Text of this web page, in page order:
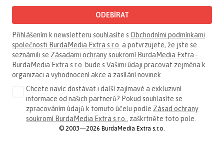
ODEBÍRAT
Přihlášením k newsletteru souhlasíte s Obchodními podmínkami
společnosti BurdaMedia Extra s.r.o. a potvrzujete, že jste se
seznámili se Zásadami ochrany soukromí BurdaMedia Extra -
BurdaMedia Extra s.r.o. bude s Vašimi údaji pracovat zejména k
organizaci a vyhodnocení akce a zasílání novinek.
Chcete navíc dostávat i další zajímavé a exkluzivní
informace od našich partnerů? Pokud souhlasíte se
zpracováním údajů k tomuto účelu podle Zásad ochrany
soukromí BurdaMedia Extra s.r.o. , zaškrtněte toto pole.
© 2003—2026 BurdaMedia Extra s.r.o.